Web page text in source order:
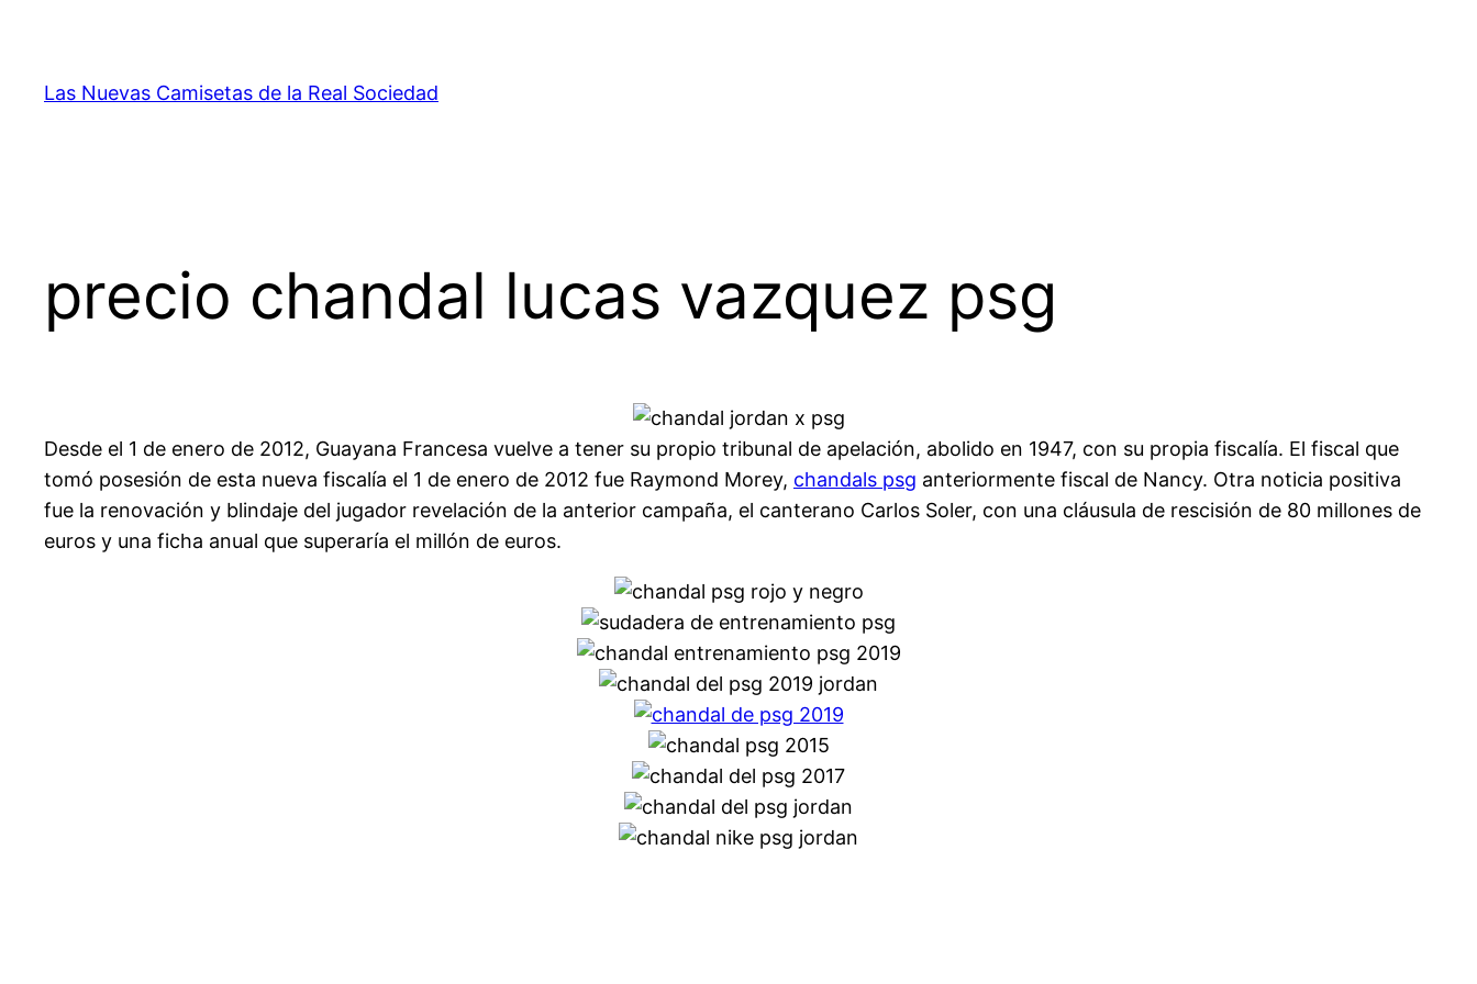
contenido
Las Nuevas Camisetas de la Real Sociedad
precio chandal lucas vazquez psg
Desde el 1 de enero de 2012, Guayana Francesa vuelve a tener su propio tribunal de apelación, abolido en 1947, con su propia fiscalía. El fiscal que
tomó posesión de esta nueva fiscalía el 1 de enero de 2012 fue Raymond Morey, chandals psg anteriormente fiscal de Nancy. Otra noticia positiva
fue la renovación y blindaje del jugador revelación de la anterior campaña, el canterano Carlos Soler, con una cláusula de rescisión de 80 millones de
euros y una ficha anual que superaría el millón de euros.